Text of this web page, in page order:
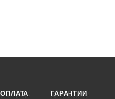
ОПЛАТА ГАРАНТИИ